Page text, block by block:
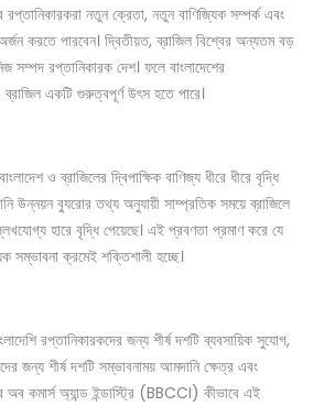
রপ্তানিকারকরা নতুন ক্রেতা, নতুন বাণিজ্যিক সম্পর্ক এবং
অর্জন করতে পারবেন। দ্বিতীয়ত, ব্রাজিল বিশ্বের অন্যতম বড়
সম্পদ রপ্তানিকারক দেশ। ফলে বাংলাদেশের
একটি গুরুত্বপূর্ণ উৎস হতে পারে।
ও ব্রাজিলের দ্বিপাক্ষিক বাণিজ্য ধীরে ধীরে বৃদ্ধি
উন্নয়ন ব্যুরোর তথ্য অনুযায়ী সাম্প্রতিক সময়ে ব্রাজিলে
হারে বৃদ্ধি পেয়েছে। এই প্রবণতা প্রমাণ করে যে
সম্ভাবনা ক্রমেই শক্তিশালী হচ্ছে।
রপ্তানিকারকদের জন্য শীর্ষ দশটি ব্যবসায়িক সুযোগ,
জন্য শীর্ষ দশটি সম্ভাবনাময় আমদানি ক্ষেত্র এবং
অব কমার্স অ্যান্ড ইন্ডাস্ট্রি (BBCCI) কীভাবে এই